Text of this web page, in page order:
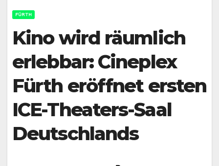
FÜRTH
Kino wird räumlich
erlebbar: Cineplex
Fürth eröffnet ersten
ICE-Theaters-Saal
Deutschlands